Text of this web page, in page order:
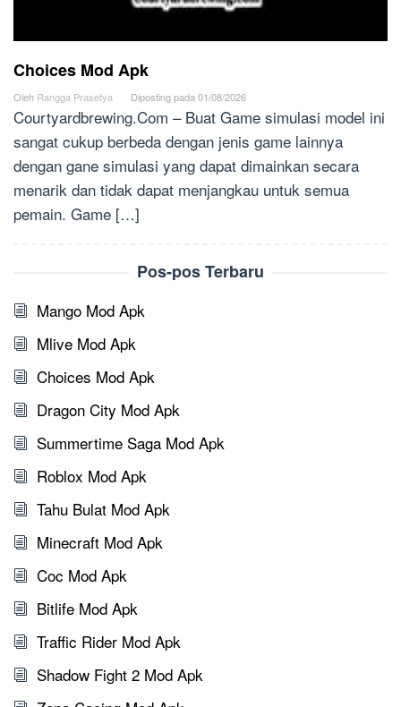
Choices Mod Apk
Oleh Rangga Prasetya Diposting pada 01/08/2026
Courtyardbrewing.Com – Buat Game simulasi model ini
sangat cukup berbeda dengan jenis game lainnya
dengan gane simulasi yang dapat dimainkan secara
menarik dan tidak dapat menjangkau untuk semua
pemain. Game […]
Pos-pos Terbaru
Mango Mod Apk
Mlive Mod Apk
Choices Mod Apk
Dragon City Mod Apk
Summertime Saga Mod Apk
Roblox Mod Apk
Tahu Bulat Mod Apk
Minecraft Mod Apk
Coc Mod Apk
Bitlife Mod Apk
Traffic Rider Mod Apk
Shadow Fight 2 Mod Apk